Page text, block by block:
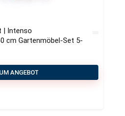
| Intenso
cm Gartenmöbel-Set 5-
ANGEBOT